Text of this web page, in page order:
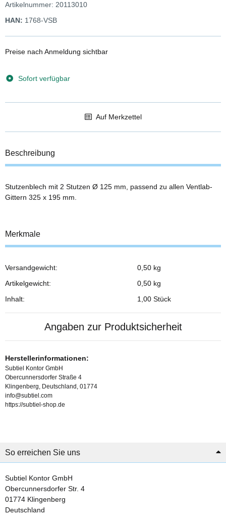
Artikelnummer: 20113010
HAN: 1768-VSB
Preise nach Anmeldung sichtbar
Sofort verfügbar
Auf Merkzettel
Beschreibung
Stutzenblech mit 2 Stutzen Ø 125 mm, passend zu allen Ventlab-
Gittern 325 x 195 mm.
Merkmale
Produkteigenschaft
Wert
Versandgewicht:
0,50 kg
Artikelgewicht:
0,50 kg
Inhalt:
1,00 Stück
Angaben zur Produktsicherheit
Herstellerinformationen:
Subtiel Kontor GmbH
Obercunnersdorfer Straße 4
Klingenberg, Deutschland, 01774
info@subtiel.com
https://subtiel-shop.de
So erreichen Sie uns
Subtiel Kontor GmbH
Obercunnersdorfer Str. 4
01774 Klingenberg
Deutschland